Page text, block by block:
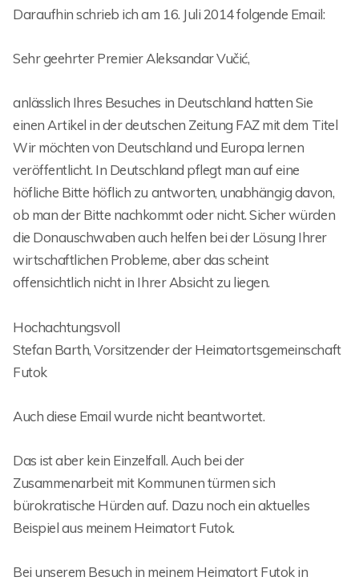
Daraufhin schrieb ich am 16. Juli 2014 folgende Email:
Sehr geehrter Premier Aleksandar Vučić,
anlässlich Ihres Besuches in Deutschland hatten Sie
einen Artikel in der deutschen Zeitung FAZ mit dem Titel
Wir möchten von Deutschland und Europa lernen
veröffentlicht. In Deutschland pflegt man auf eine
höfliche Bitte höflich zu antworten, unabhängig davon,
ob man der Bitte nachkommt oder nicht. Sicher würden
die Donauschwaben auch helfen bei der Lösung Ihrer
wirtschaftlichen Probleme, aber das scheint
offensichtlich nicht in Ihrer Absicht zu liegen.
Hochachtungsvoll
Stefan Barth, Vorsitzender der Heimatortsgemeinschaft
Futok
Auch diese Email wurde nicht beantwortet.
Das ist aber kein Einzelfall. Auch bei der
Zusammenarbeit mit Kommunen türmen sich
bürokratische Hürden auf. Dazu noch ein aktuelles
Beispiel aus meinem Heimatort Futok.
Bei unserem Besuch in meinem Heimatort Futok in